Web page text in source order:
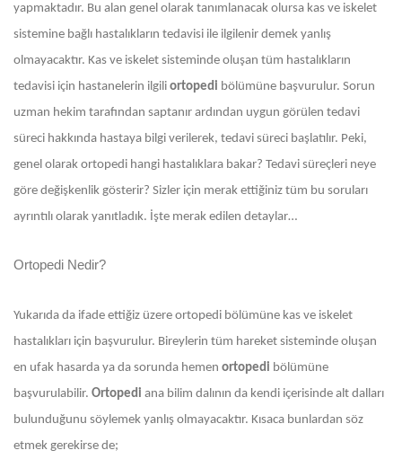
yapmaktadır. Bu alan genel olarak tanımlanacak olursa kas ve iskelet
sistemine bağlı hastalıkların tedavisi ile ilgilenir demek yanlış
olmayacaktır. Kas ve iskelet sisteminde oluşan tüm hastalıkların
tedavisi için hastanelerin ilgili ortopedi bölümüne başvurulur. Sorun
uzman hekim tarafından saptanır ardından uygun görülen tedavi
süreci hakkında hastaya bilgi verilerek, tedavi süreci başlatılır. Peki,
genel olarak ortopedi hangi hastalıklara bakar? Tedavi süreçleri neye
göre değişkenlik gösterir? Sizler için merak ettiğiniz tüm bu soruları
ayrıntılı olarak yanıtladık. İşte merak edilen detaylar…
Ortopedi Nedir?
Yukarıda da ifade ettiğiz üzere ortopedi bölümüne kas ve iskelet
hastalıkları için başvurulur. Bireylerin tüm hareket sisteminde oluşan
en ufak hasarda ya da sorunda hemen ortopedi bölümüne
başvurulabilir. Ortopedi ana bilim dalının da kendi içerisinde alt dalları
bulunduğunu söylemek yanlış olmayacaktır. Kısaca bunlardan söz
etmek gerekirse de;